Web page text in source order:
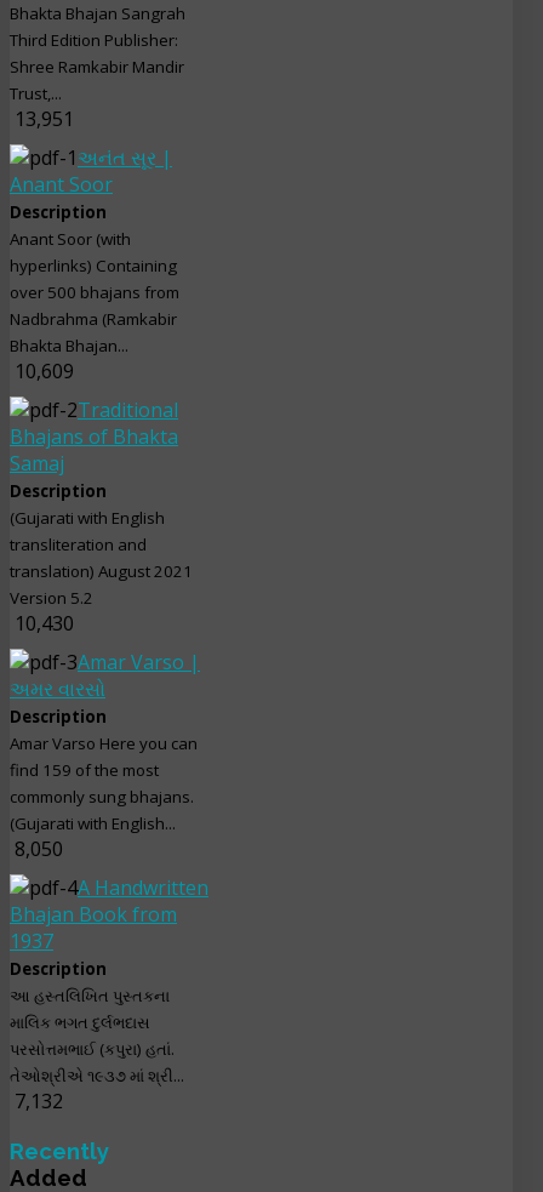
Bhakta Bhajan Sangrah
Third Edition Publisher:
Shree Ramkabir Mandir
Trust,...
13,951
અનંત સૂર |
Anant Soor
Description
Anant Soor (with
hyperlinks) Containing
over 500 bhajans from
Nadbrahma (Ramkabir
Bhakta Bhajan...
10,609
Traditional
Bhajans of Bhakta
Samaj
Description
(Gujarati with English
transliteration and
translation) August 2021
Version 5.2
10,430
Amar Varso |
અમર વારસો
Description
Amar Varso Here you can
find 159 of the most
commonly sung bhajans.
(Gujarati with English...
8,050
A Handwritten
Bhajan Book from
1937
Description
આ હસ્તલિખિત પુસ્તકના
માલિક ભગત દુર્લભદાસ
પરસોત્તમભાઈ (કપુરા) હતાં.
તેઓશ્રીએ ૧૯૩૭ માં શ્રી...
7,132
Recently
Added